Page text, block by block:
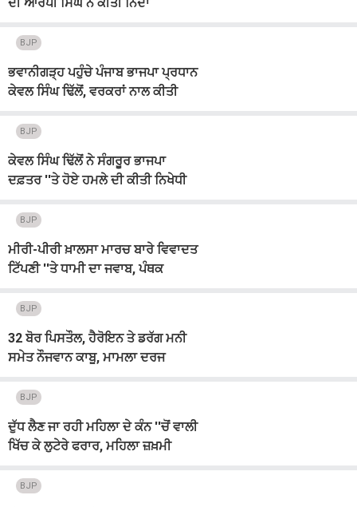
BJP
ਭਵਾਨੀਗੜ੍ਹ ਪਹੁੰਚੇ ਪੰਜਾਬ ਭਾਜਪਾ ਪ੍ਰਧਾਨ
ਕੇਵਲ ਸਿੰਘ ਢਿੱਲੋਂ, ਵਰਕਰਾਂ ਨਾਲ ਕੀਤੀ
BJP
ਕੇਵਲ ਸਿੰਘ ਢਿੱਲੋਂ ਨੇ ਸੰਗਰੂਰ ਭਾਜਪਾ
ਦਫ਼ਤਰ ''ਤੇ ਹੋਏ ਹਮਲੇ ਦੀ ਕੀਤੀ ਨਿਖੇਧੀ
BJP
ਮੀਰੀ-ਪੀਰੀ ਖ਼ਾਲਸਾ ਮਾਰਚ ਬਾਰੇ ਵਿਵਾਦਤ
ਟਿੱਪਣੀ ''ਤੇ ਧਾਮੀ ਦਾ ਜਵਾਬ, ਪੰਥਕ
BJP
32 ਬੋਰ ਪਿਸਤੌਲ, ਹੈਰੋਇਨ ਤੇ ਡਰੱਗ ਮਨੀ
ਸਮੇਤ ਨੌਜਵਾਨ ਕਾਬੂ, ਮਾਮਲਾ ਦਰਜ
BJP
ਦੁੱਧ ਲੈਣ ਜਾ ਰਹੀ ਮਹਿਲਾ ਦੇ ਕੰਨ ''ਚੋਂ ਵਾਲੀ
ਖਿੱਚ ਕੇ ਲੁਟੇਰੇ ਫਰਾਰ, ਮਹਿਲਾ ਜ਼ਖ਼ਮੀ
BJP